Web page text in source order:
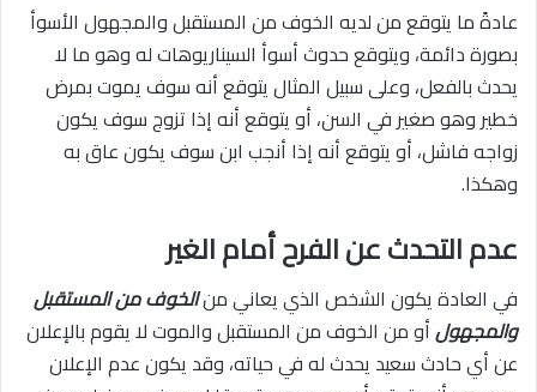
عادةً ما يتوقع من لديه الخوف من المستقبل والمجهول الأسوأ
بصورة دائمة، ويتوقع حدوث أسوأ السيناريوهات له وهو ما لا
يحدث بالفعل، وعلى سبيل المثال يتوقع أنه سوف يموت بمرض
خطير وهو صغير في السن، أو يتوقع أنه إذا تزوج سوف يكون
زواجه فاشل، أو يتوقع أنه إذا أنجب ابن سوف يكون عاق به
وهكذا.
عدم التحدث عن الفرح أمام الغير
في العادة يكون الشخص الذي يعاني منالخوف من المستقبل
والمجهولأو من الخوف من المستقبل والموت لا يقوم بالإعلان
عن أي حادث سعيد يحدث له في حياته، وقد يكون عدم الإعلان